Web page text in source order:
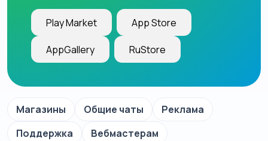
Play Market App Store
AppGallery RuStore
Магазины Общие чаты
Реклама
Поддержка
Вебмастерам